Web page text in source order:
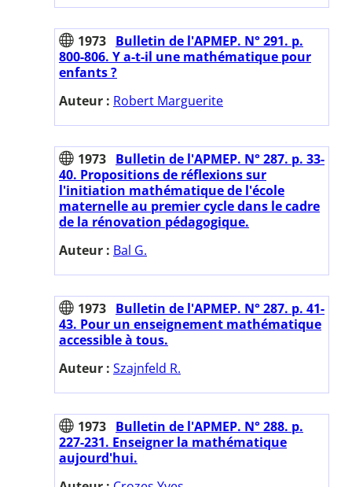
1973 Bulletin de l'APMEP. N° 291. p.
800-806. Y a-t-il une mathématique pour
enfants ?
Auteur : Robert Marguerite
1973 Bulletin de l'APMEP. N° 287. p. 33-
40. Propositions de réflexions sur
l'initiation mathématique de l'école
maternelle au premier cycle dans le cadre
de la rénovation pédagogique.
Auteur : Bal G.
1973 Bulletin de l'APMEP. N° 287. p. 41-
43. Pour un enseignement mathématique
accessible à tous.
Auteur : Szajnfeld R.
1973 Bulletin de l'APMEP. N° 288. p.
227-231. Enseigner la mathématique
aujourd'hui.